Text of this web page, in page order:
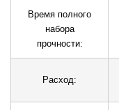
Время полного
набора
прочности:
Расход: